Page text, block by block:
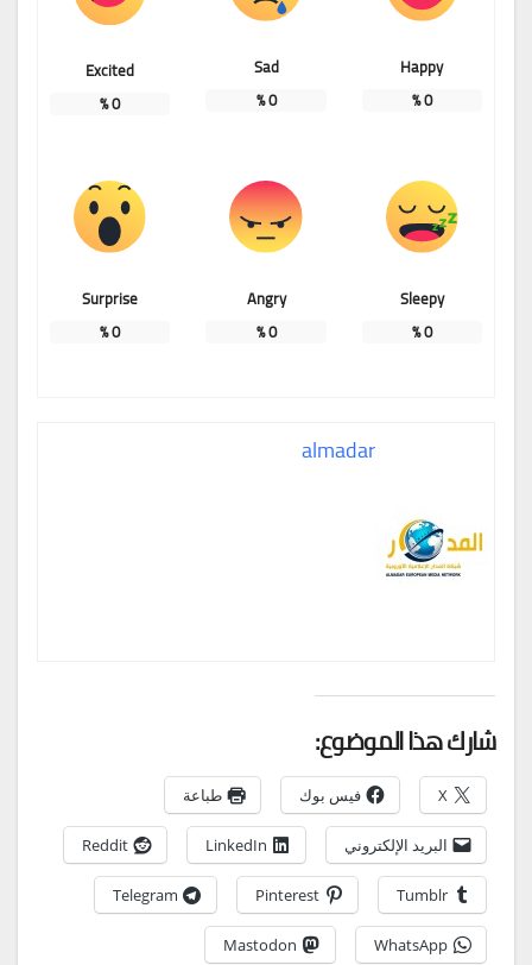
Happy
0
%
Sad
0
%
Excited
0
%
Sleepy
0
%
Angry
0
%
Surprise
0
%
almadar
شارك هذا الموضوع:
X فيس بوك طباعة
البريد الإلكتروني LinkedIn
Reddit
Tumblr
Pinterest
Telegram
WhatsApp
Mastodon